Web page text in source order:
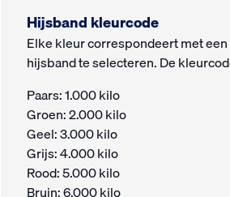
Hijsband kleurcode
Elke kleur correspondeert met
hijsband te selecteren. De
Paars: 1.000 kilo
Groen: 2.000 kilo
Geel: 3.000 kilo
Grijs: 4.000 kilo
Rood: 5.000 kilo
Bruin: 6.000 kilo